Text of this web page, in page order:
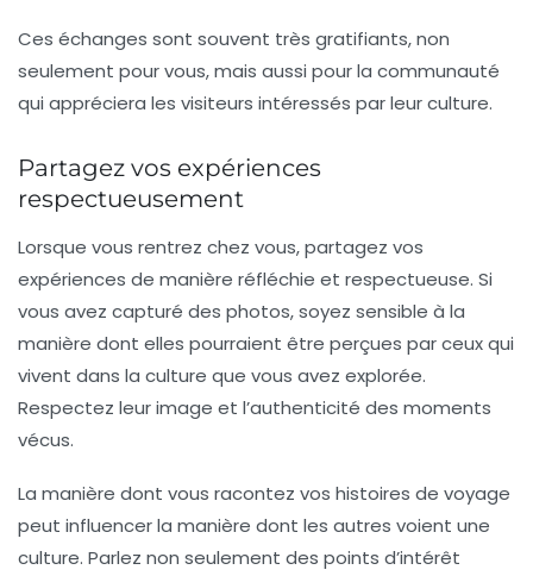
Ces échanges sont souvent très gratifiants, non
seulement pour vous, mais aussi pour la communauté
qui appréciera les visiteurs intéressés par leur culture.
Partagez vos expériences
respectueusement
Lorsque vous rentrez chez vous, partagez vos
expériences de manière réfléchie et respectueuse. Si
vous avez capturé des photos, soyez sensible à la
manière dont elles pourraient être perçues par ceux qui
vivent dans la culture que vous avez explorée.
Respectez leur image et l’authenticité des moments
vécus.
La manière dont vous racontez vos histoires de voyage
peut influencer la manière dont les autres voient une
culture. Parlez non seulement des points d’intérêt